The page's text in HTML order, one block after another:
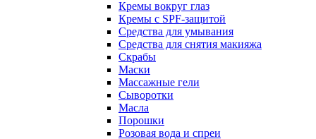
Кремы вокруг глаз
Кремы с SPF-защитой
Средства для умывания
Средства для снятия макияжа
Скрабы
Маски
Массажные гели
Сыворотки
Масла
Порошки
Розовая вода и спреи